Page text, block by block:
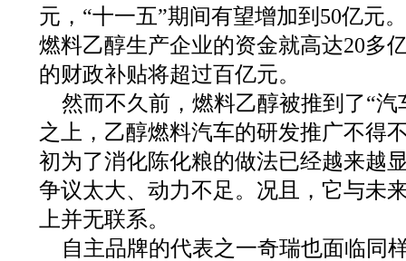
元，“十一五”期间有望增加到50亿元
燃料乙醇生产企业的资金就高达20多
的财政补贴将超过百亿元。
然而不久前，燃料乙醇被推到了“
之上，乙醇燃料汽车的研发推广不得
初为了消化陈化粮的做法已经越来越
争议太大、动力不足。况且，它与未
上并无联系。
自主品牌的代表之一奇瑞也面临同